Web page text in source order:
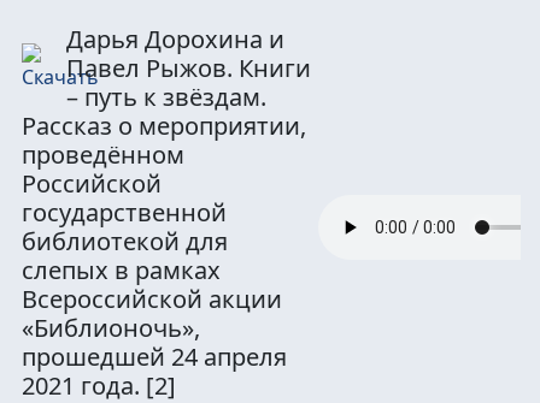
Дарья Дорохина и
Павел Рыжов. Книги
– путь к звёздам.
Рассказ о мероприятии,
проведённом
Российской
государственной
библиотекой для
слепых в рамках
Всероссийской акции
«Библионочь»,
прошедшей 24 апреля
2021 года. [2]